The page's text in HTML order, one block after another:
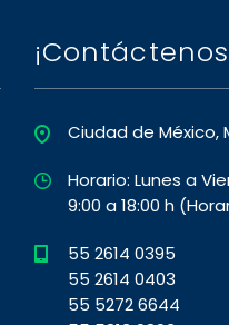
Ciudad de México,
Horario: Lunes a
9:00 a 18:00 h
55 2614 0395
55 2614 0403
55 5272 6644